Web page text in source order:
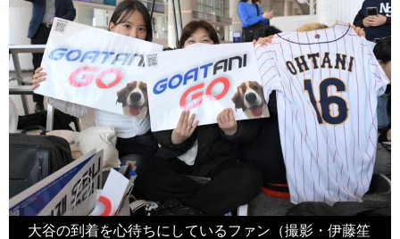
大谷の到着を心待ちにしているファン（撮影・伊藤笙